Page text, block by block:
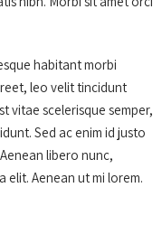
habitant morbi
leo velit tincidunt
vitae scelerisque semper,
Sed ac enim id justo
libero nunc,
elit. Aenean ut mi lorem.